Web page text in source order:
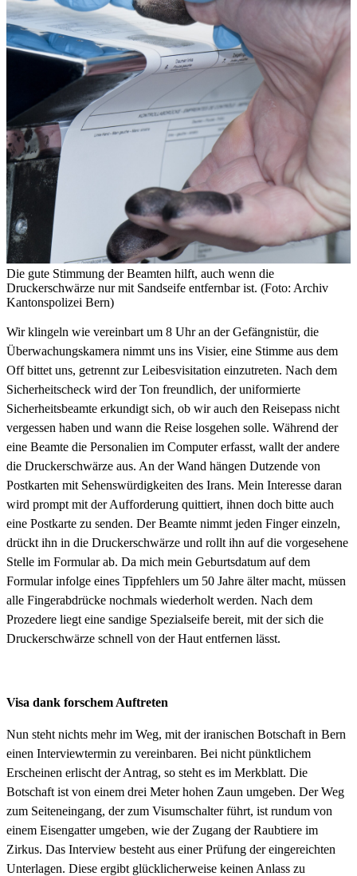
Die gute Stimmung der Beamten hilft, auch wenn die
Druckerschwärze nur mit Sandseife entfernbar ist. (Foto: Archiv
Kantonspolizei Bern)
Wir klingeln wie vereinbart um 8 Uhr an der Gefängnistür, die
Überwachungskamera nimmt uns ins Visier, eine Stimme aus dem
Off bittet uns, getrennt zur Leibesvisitation einzutreten. Nach dem
Sicherheitscheck wird der Ton freundlich, der uniformierte
Sicherheitsbeamte erkundigt sich, ob wir auch den Reisepass nicht
vergessen haben und wann die Reise losgehen solle. Während der
eine Beamte die Personalien im Computer erfasst, wallt der andere
die Druckerschwärze aus. An der Wand hängen Dutzende von
Postkarten mit Sehenswürdigkeiten des Irans. Mein Interesse daran
wird prompt mit der Aufforderung quittiert, ihnen doch bitte auch
eine Postkarte zu senden. Der Beamte nimmt jeden Finger einzeln,
drückt ihn in die Druckerschwärze und rollt ihn auf die vorgesehene
Stelle im Formular ab. Da mich mein Geburtsdatum auf dem
Formular infolge eines Tippfehlers um 50 Jahre älter macht, müssen
alle Fingerabdrücke nochmals wiederholt werden. Nach dem
Prozedere liegt eine sandige Spezialseife bereit, mit der sich die
Druckerschwärze schnell von der Haut entfernen lässt.
Visa dank forschem Auftreten
Nun steht nichts mehr im Weg, mit der iranischen Botschaft in Bern
einen Interviewtermin zu vereinbaren. Bei nicht pünktlichem
Erscheinen erlischt der Antrag, so steht es im Merkblatt. Die
Botschaft ist von einem drei Meter hohen Zaun umgeben. Der Weg
zum Seiteneingang, der zum Visumschalter führt, ist rundum von
einem Eisengatter umgeben, wie der Zugang der Raubtiere im
Zirkus. Das Interview besteht aus einer Prüfung der eingereichten
Unterlagen. Diese ergibt glücklicherweise keinen Anlass zu